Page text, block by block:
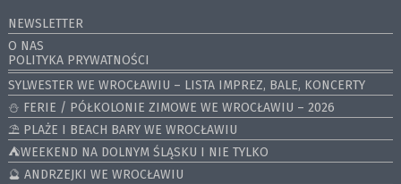
NEWSLETTER
O NAS
POLITYKA PRYWATNOŚCI
SYLWESTER WE WROCŁAWIU – LISTA IMPREZ, BALE, KONCERTY
⛄️ FERIE / PÓŁKOLONIE ZIMOWE WE WROCŁAWIU – 2026
⛱️ PLAŻE I BEACH BARY WE WROCŁAWIU
⛺️WEEKEND NA DOLNYM ŚLĄSKU I NIE TYLKO
🔮 ANDRZEJKI WE WROCŁAWIU